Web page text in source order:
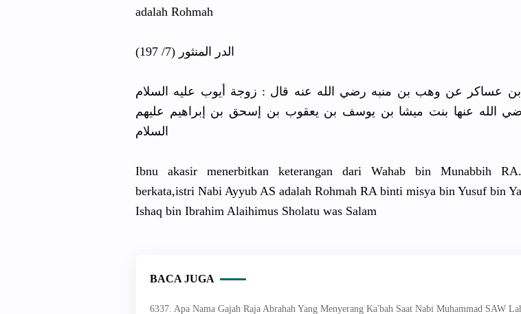
adalah Rohmah
الدر المنثور (7/ 197)
عساكر عن وهب بن منبه رضي الله عنه قال : زوجة أيوب عليه السلام
الله عنها بنت ميشا بن يوسف بن يعقوب بن إسحق بن إبراهيم عليهم
Ibnu akasir menerbitkan keterangan dari Wahab bin Munabbih
berkata,istri Nabi Ayyub AS adalah Rohmah RA binti misya bin Yusuf bin
Ishaq bin Ibrahim Alaihimus Sholatu was Salam
BACA JUGA
6337. Apa Nama Gajah Raja Abrahah Yang Menyerang Ka'bah Saat Nabi Muhammad SAW